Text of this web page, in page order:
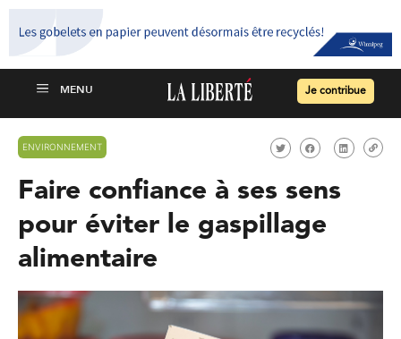
Je contribue
ENVIRONNEMENT
Faire confiance à ses sens
pour éviter le gaspillage
alimentaire